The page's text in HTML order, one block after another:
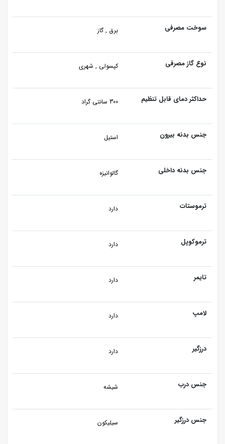
سوخت مصرفی برق , گاز
نوع گاز مصرفی کپسولی , شهری
حداکثر دمای قابل تنظیم 300 سانتی گراد
جنس بدنه بیرون استیل
جنس بدنه داخلی گالوانیزه
ترموستات دارد
ترموکوپل دارد
تایمر دارد
لامپ دارد
درزگیر دارد
جنس درب شیشه
جنس درزگیر سیلیکون